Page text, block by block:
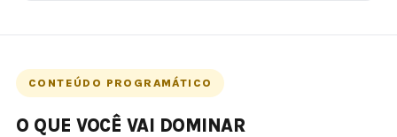
CONTEÚDO PROGRAMÁTICO
O QUE VOCÊ VAI DOMINAR